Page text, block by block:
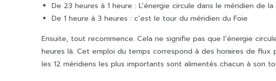
De 23 heures à 1 heure : L’énergie circule dans le méridien de
De 1 heure à 3 heures : c’est le tour du méridien du Foie
Ensuite, tout recommence. Cela ne signifie pas que l’énergie
heures là. Cet emploi du temps correspond à des horaires de flux
les 12 méridiens les plus importants sont alimentés chacun à son